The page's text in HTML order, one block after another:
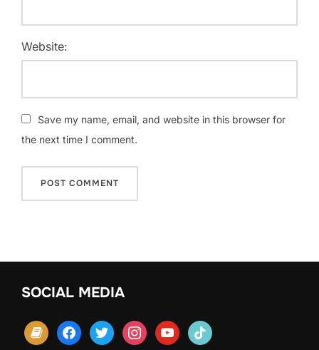
Website:
Save my name, email, and website in this browser for
the next time I comment.
SOCIAL MEDIA
book facebooktwitter instagramyoutubetiktok